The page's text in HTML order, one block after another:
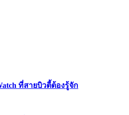
ที่สายบิวตี้ต้องรู้จัก